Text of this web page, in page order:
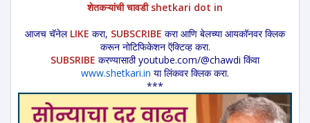
शेतकऱ्यांची चावडी shetkari dot in
आजच चॅनेल LIKE करा, SUBSCRIBE करा आणि बेलच्या आयकॉनवर क्लिक
करून नोटिफिकेशन ऍक्टिव्ह करा.
SUBSRIBE करण्यासाठी youtube.com/@chawdi किंवा
www.shetkari.in या लिंकवर क्लिक करा.
***